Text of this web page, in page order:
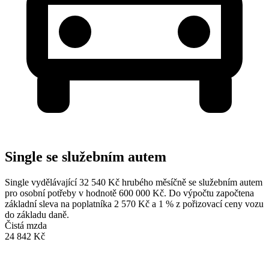
Single se služebním autem
Single vydělávající 32 540 Kč hrubého měsíčně se služebním autem
pro osobní potřeby v hodnotě 600 000 Kč. Do výpočtu započtena
základní sleva na poplatníka 2 570 Kč a 1 % z pořizovací ceny vozu
do základu daně.
Čistá mzda
24 842 Kč